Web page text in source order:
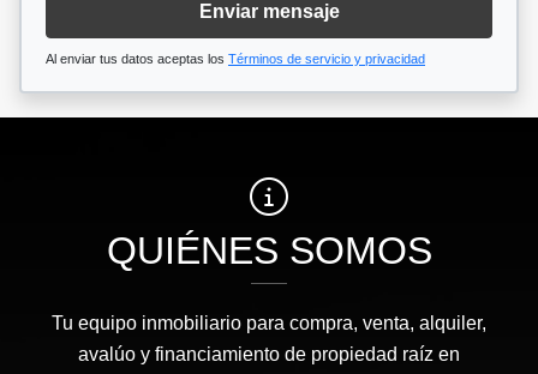
Enviar mensaje
Al enviar tus datos aceptas los Términos de servicio y privacidad
QUIÉNES SOMOS
Tu equipo inmobiliario para compra, venta, alquiler,
avalúo y financiamiento de propiedad raíz en